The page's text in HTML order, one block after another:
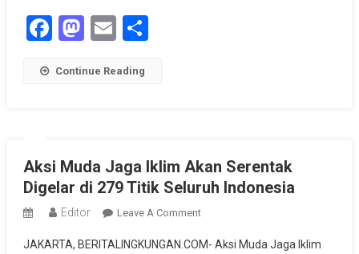
Facebook
Mastodon
EmailShare
Continue Reading
Aksi Muda Jaga Iklim Akan Serentak
Digelar di 279 Titik Seluruh Indonesia
Editor Leave A CommentOn
Muda
JAKARTA, BERITALINGKUNGAN.COM- Aksi Muda Jaga Iklim